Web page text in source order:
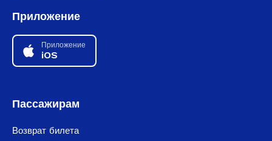
Приложение
Приложение
iOS
Пассажирам
Возврат билета